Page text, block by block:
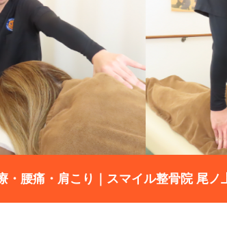
・腰痛・肩こり｜スマイル整骨院 尾ノ